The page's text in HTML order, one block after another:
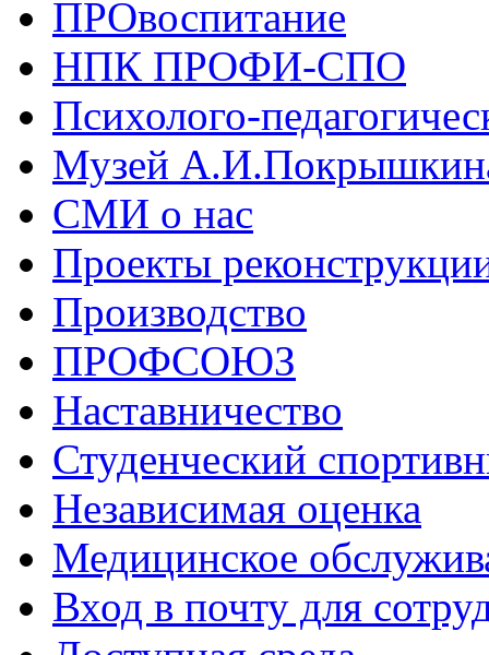
ПРОвоспитание
НПК ПРОФИ-СПО
Психолого-
Музей
СМИ о нас
Проекты
Производство
ПРОФСОЮЗ
Наставничество
Студенческий
Независимая оценка
Медицинское
Вход в почту для